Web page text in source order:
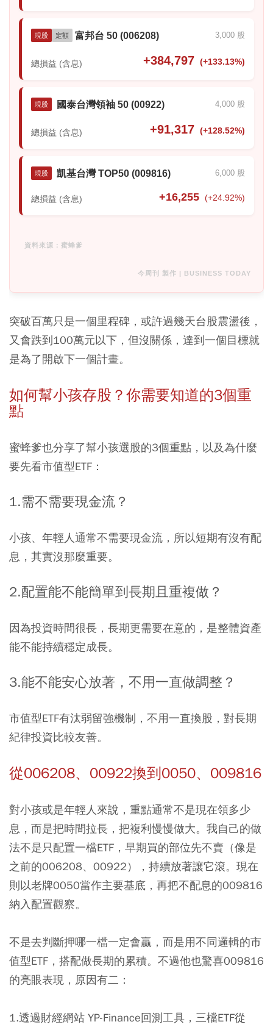
現股 定額 富邦台 50 (006208) 3,000 股
總損益 (含息) +384,797 (+133.13%)
現股 國泰台灣領袖 50 (00922) 4,000 股
總損益 (含息) +91,317 (+128.52%)
現股 凱基台灣 TOP50 (009816) 6,000 股
總損益 (含息) +16,255 (+24.92%)
資料來源：蜜蜂爹
今周刊 製作 | BUSINESS TODAY
突破百萬只是一個里程碑，或許過幾天台股震盪後，
又會跌到100萬元以下，但沒關係，達到一個目標就
是為了開啟下一個計畫。
如何幫小孩存股？你需要知道的3個重
點
蜜蜂爹也分享了幫小孩選股的3個重點，以及為什麼
要先看市值型ETF：
1.需不需要現金流？
小孩、年輕人通常不需要現金流，所以短期有沒有配
息，其實沒那麼重要。
2.配置能不能簡單到長期且重複做？
因為投資時間很長，長期更需要在意的，是整體資產
能不能持續穩定成長。
3.能不能安心放著，不用一直做調整？
市值型ETF有汰弱留強機制，不用一直換股，對長期
紀律投資比較友善。
從006208、00922換到0050、009816
對小孩或是年輕人來說，重點通常不是現在領多少
息，而是把時間拉長，把複利慢慢做大。我自己的做
法不是只配置一檔ETF，早期買的部位先不賣（像是
之前的006208、00922），持續放著讓它滾。現在
則以老牌0050當作主要基底，再把不配息的009816
納入配置觀察。
不是去判斷押哪一檔一定會贏，而是用不同邏輯的市
值型ETF，搭配做長期的累積。不過他也驚喜009816
的亮眼表現，原因有二：
1.透過財經網站 YP-Finance回測工具，三檔ETF從